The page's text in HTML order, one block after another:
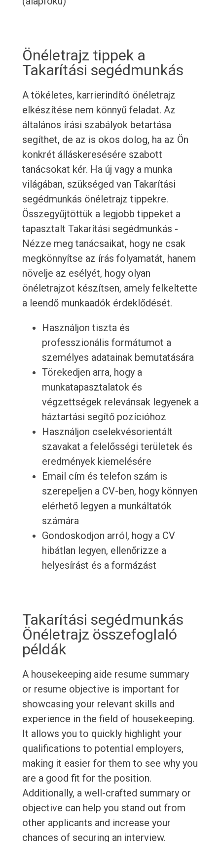
Önéletrajz tippek a
Takarítási segédmunkás
A tökéletes, karrierindító önéletrajz
elkészítése nem könnyű feladat. Az
általános írási szabályok betartása
segíthet, de az is okos dolog, ha az Ön
konkrét álláskeresésére szabott
tanácsokat kér. Ha új vagy a munka
világában, szükséged van Takarítási
segédmunkás önéletrajz tippekre.
Összegyűjtöttük a legjobb tippeket a
tapasztalt Takarítási segédmunkás -
Nézze meg tanácsaikat, hogy ne csak
megkönnyítse az írás folyamatát, hanem
növelje az esélyét, hogy olyan
önéletrajzot készítsen, amely felkeltette
a leendő munkaadók érdeklődését.
Használjon tiszta és
professzionális formátumot a
személyes adatainak bemutatására
Törekedjen arra, hogy a
munkatapasztalatok és
végzettségek relevánsak legyenek a
háztartási segítő pozícióhoz
Használjon cselekvésorientált
szavakat a felelősségi területek és
eredmények kiemelésére
Email cím és telefon szám is
szerepeljen a CV-ben, hogy könnyen
elérhető legyen a munkáltatók
számára
Gondoskodjon arról, hogy a CV
hibátlan legyen, ellenőrizze a
helyesírást és a formázást
Takarítási segédmunkás
Önéletrajz összefoglaló
példák
A housekeeping aide resume summary
or resume objective is important for
showcasing your relevant skills and
experience in the field of housekeeping.
It allows you to quickly highlight your
qualifications to potential employers,
making it easier for them to see why you
are a good fit for the position.
Additionally, a well-crafted summary or
objective can help you stand out from
other applicants and increase your
chances of securing an interview.